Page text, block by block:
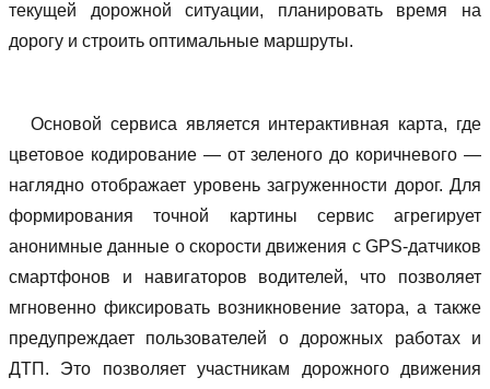
текущей дорожной ситуации, планировать время на
дорогу и строить оптимальные маршруты.
Основой сервиса является интерактивная карта, где
цветовое кодирование — от зеленого до коричневого —
наглядно отображает уровень загруженности дорог. Для
формирования точной картины сервис агрегирует
анонимные данные о скорости движения с GPS-датчиков
смартфонов и навигаторов водителей, что позволяет
мгновенно фиксировать возникновение затора, а также
предупреждает пользователей о дорожных работах и
ДТП. Это позволяет участникам дорожного движения